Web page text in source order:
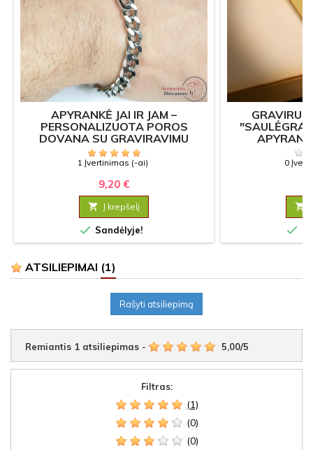
APYRANKĖ JAI IR JAM –
PERSONALIZUOTA POROS
DOVANA SU GRAVIRAVIMU
1 Įvertinimas (-ai)
9,20 €
 Į krepšelį
 Sandėlyje!
0


ATSILIEPIMAI (1)
Rašyti atsiliepimą
Remiantis 1 atsiliepimas - 5,00/5
Filtras:
(1)
(0)
(0)